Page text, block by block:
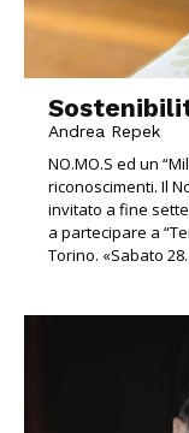
Andrea Repek
NO.MO.S ed un “Milano-Torino”
riconoscimenti. Il
invitato a fine
a partecipare a
Torino. «Sabato